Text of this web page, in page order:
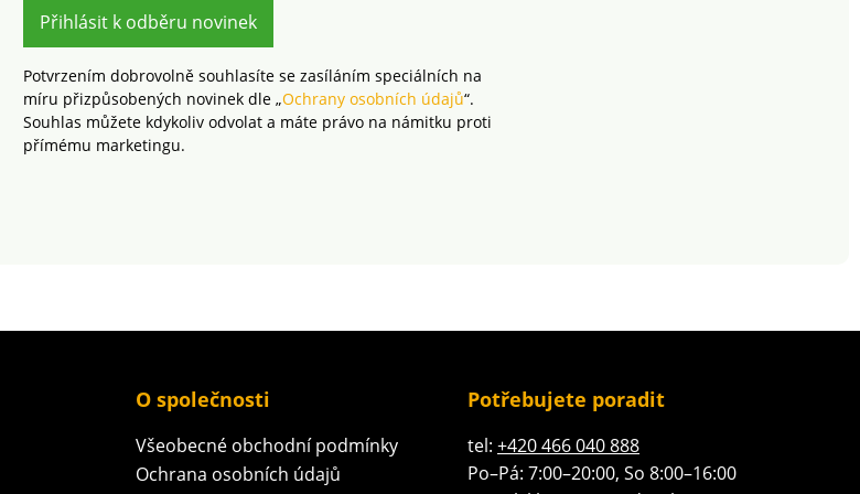
Přihlásit k odběru novinek
Potvrzením dobrovolně souhlasíte se zasíláním speciálních na
míru přizpůsobených novinek dle „Ochrany osobních údajů“.
Souhlas můžete kdykoliv odvolat a máte právo na námitku proti
přímému marketingu.
O společnosti
Všeobecné obchodní podmínky
Ochrana osobních údajů
Potřebujete poradit
tel: +420 466 040 888
Po–Pá: 7:00–20:00, So 8:00–16:00